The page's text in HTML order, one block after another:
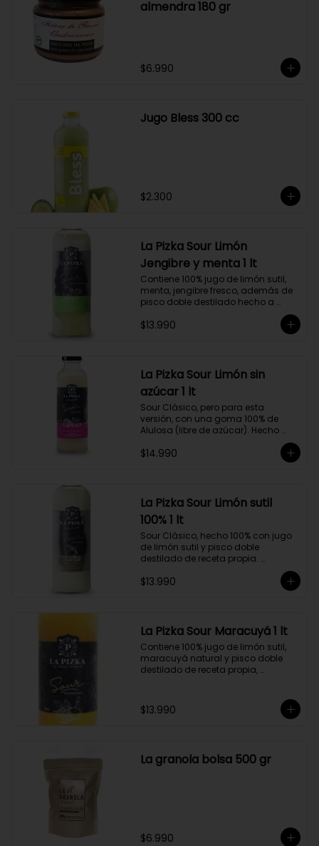
almendra 180 gr
$6.990
Jugo Bless 300 cc
$2.300
La Pizka Sour Limón
Jengibre y menta 1 lt
Contiene 100% jugo de limón sutil,
menta, jengibre fresco, además de
pisco doble destilado hecho a
Alejandría, Amarilla, Rosada y
$13.990
La Pizka Sour Limón sin
azúcar 1 lt
Sour Clásico, pero para esta
versión, con una goma 100% de
Alulosa (libre de azúcar). Hecho
100% con jugo de limón sutil y pisco
doble destilado de receta propia
hecho a partir de uva Moscatel de
corazón del Valle del Elqui.
$14.990
La Pizka Sour Limón sutil
100% 1 lt
Sour Clásico, hecho 100% con jugo
de limón sutil y pisco doble
destilado de receta propia.
Elaborado en el corazón del Valle
del Elqui, hecho a partir de uva
$13.990
La Pizka Sour Maracuyá 1 lt
Contiene 100% jugo de limón sutil,
maracuyá natural y pisco doble
destilado de receta propia,
Características:
duración es de 12 meses a partir de
$13.990
La granola bolsa 500 gr
$6.990